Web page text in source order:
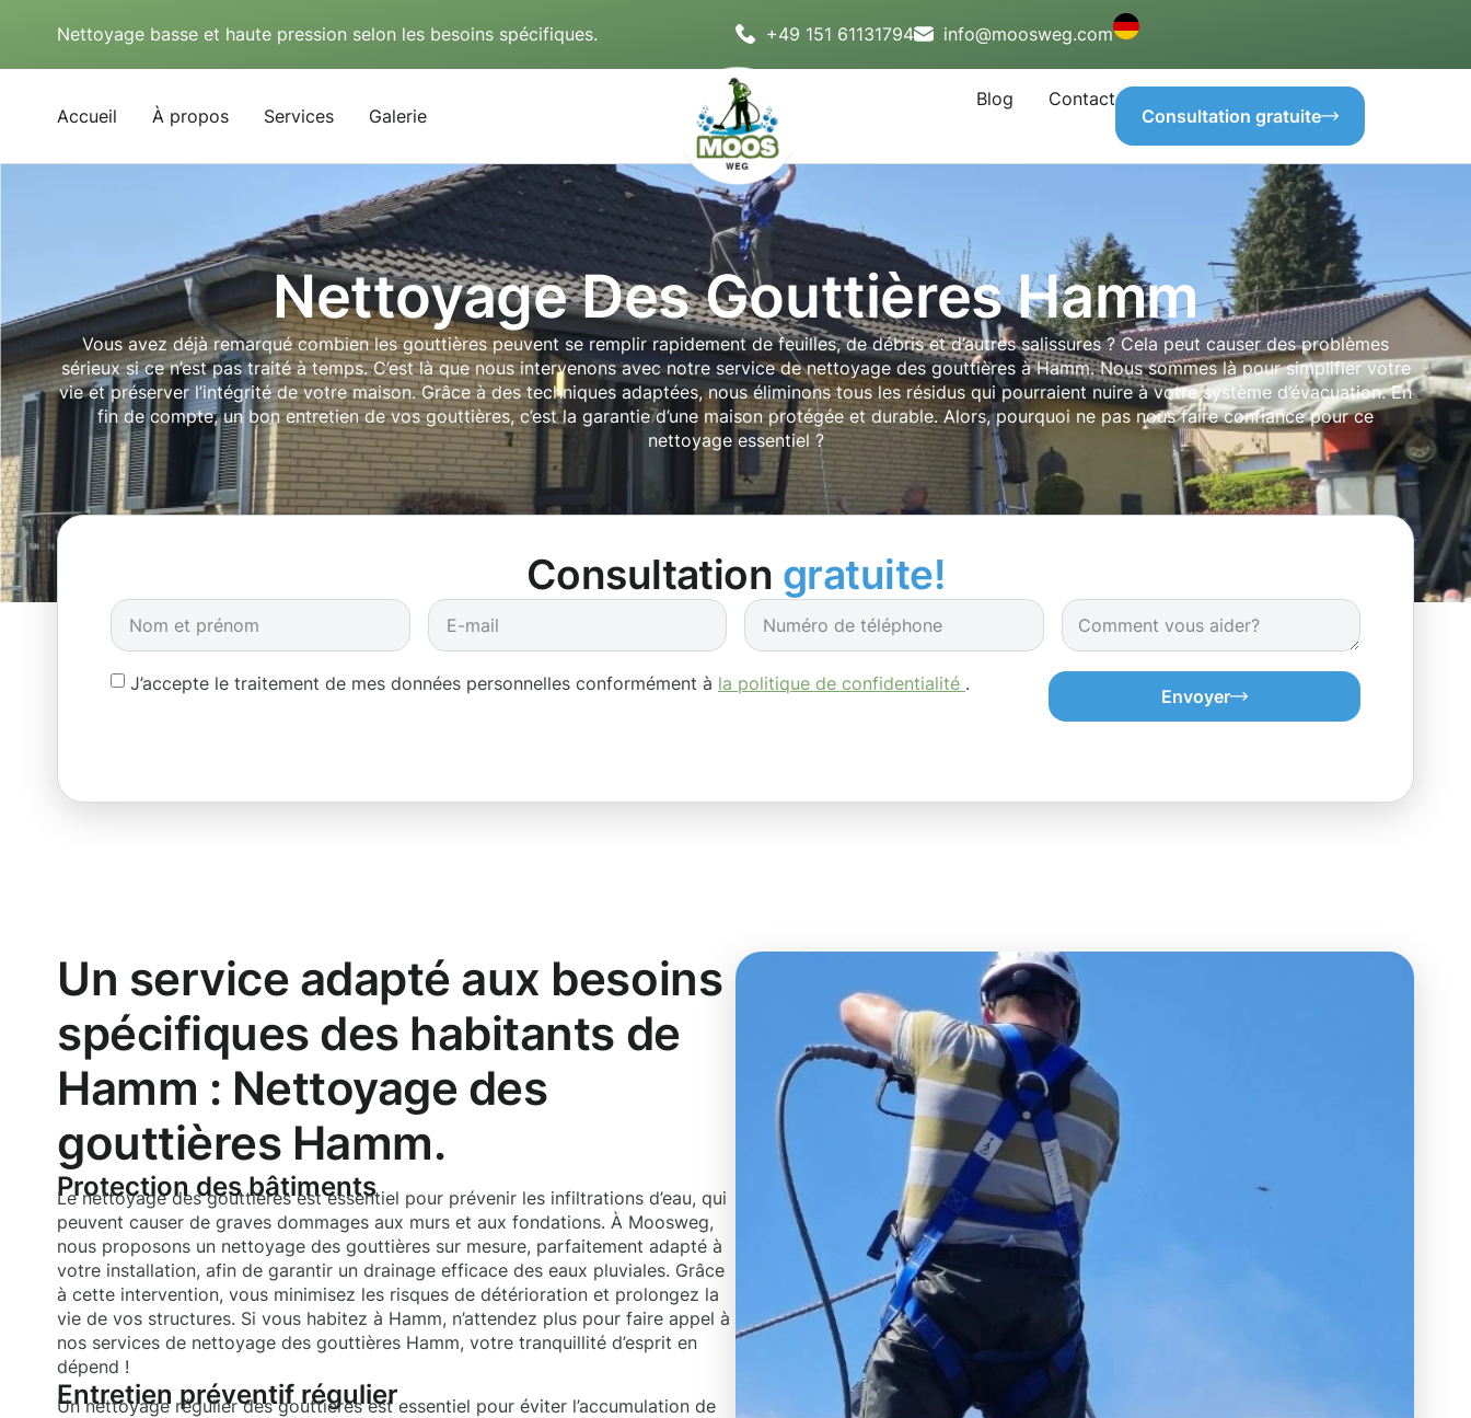
Nettoyage basse et haute pression selon les besoins spécifiques. +49 151 61131794 info@moosweg.com
Accueil À propos Services Galerie
Blog
Contact
Consultation gratuite
Nettoyage Des Gouttières Hamm
Vous avez déjà remarqué combien les gouttières peuvent se remplir rapidement de feuilles, de débris et d’autres salissures ? Cela peut causer des problèmes
sérieux si ce n’est pas traité à temps. C’est là que nous intervenons avec notre service de nettoyage des gouttières à Hamm. Nous sommes là pour simplifier votre
vie et préserver l’intégrité de votre maison. Grâce à des techniques adaptées, nous éliminons tous les résidus qui pourraient nuire à votre système d’évacuation. En
fin de compte, un bon entretien de vos gouttières, c’est la garantie d’une maison protégée et durable. Alors, pourquoi ne pas nous faire confiance pour ce
nettoyage essentiel ?
Consultation gratuite!
J’accepte le traitement de mes données personnelles conformément à la politique de confidentialité .
Envoyer
Un service adapté aux besoins
spécifiques des habitants de
Hamm : Nettoyage des
gouttières Hamm.
Protection des bâtiments
Le nettoyage des gouttières est essentiel pour prévenir les infiltrations d’eau, qui
peuvent causer de graves dommages aux murs et aux fondations. À Moosweg,
nous proposons un nettoyage des gouttières sur mesure, parfaitement adapté à
votre installation, afin de garantir un drainage efficace des eaux pluviales. Grâce
à cette intervention, vous minimisez les risques de détérioration et prolongez la
vie de vos structures. Si vous habitez à Hamm, n’attendez plus pour faire appel à
nos services de nettoyage des gouttières Hamm, votre tranquillité d’esprit en
dépend !
Entretien préventif régulier
Un nettoyage régulier des gouttières est essentiel pour éviter l’accumulation de